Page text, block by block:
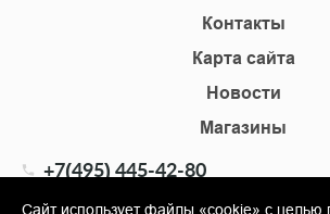
Контакты
Карта сайта
Новости
Магазины
+7(495) 445-42-80
Сайт использует файлы «cookie» с целью